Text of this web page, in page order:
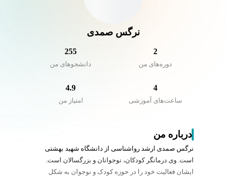
نرگس صمدی
2
دوره‌های من
255
دانشجو‌های من
4
ساعت‌های آموزشی
4.9
امتیاز من
درباره من
نرگس صمدی ارشد رواشناسی از دانشگاه شهید بهشتی
است. وی درمانگر کودکان، نوجوانان و بزرگسالان است.
ایشان فعالیت خود را در حوزه کودک و نوجوان به شکل